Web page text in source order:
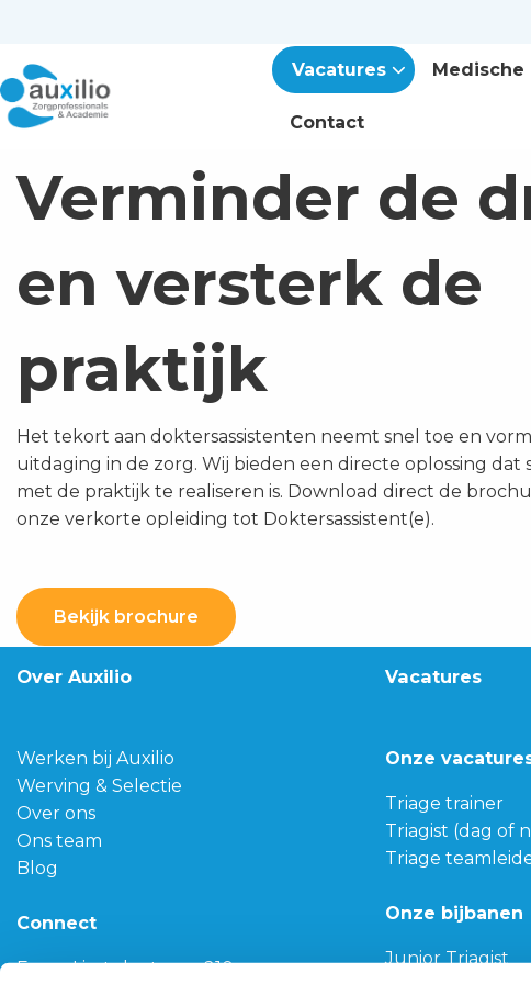
Vacatures Medische
Contact
Verminder de
en versterk de
praktijk
Het tekort aan doktersassistenten neemt snel toe en
uitdaging in de zorg. Wij bieden een directe oplossing dat
met de praktijk te realiseren is. Download direct de
onze verkorte opleiding tot Doktersassistent(e).
Bekijk brochure
Over Auxilio
Werken bij Auxilio
Werving & Selectie
Over ons
Ons team
Blog
Connect
Franz-Lisztplantsoen 210,
Vacatures
Onze
Triage trainer
Triagist (dag of
Triage
Onze bijbanen
Junior Triagist